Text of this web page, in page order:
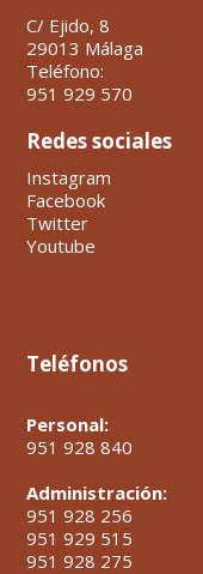
C/ Ejido, 8
29013 Málaga
Teléfono:
951 929 570
Redes sociales
Instagram
Facebook
Twitter
Youtube
Teléfonos
Personal:
951 928 840
Administración:
951 928 256
951 929 515
951 928 275